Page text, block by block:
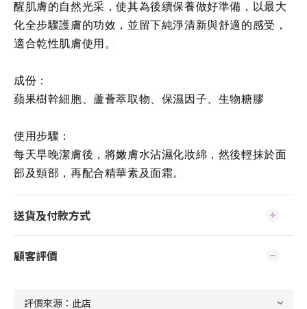
醒肌膚的自然光采，使其為後續保養做好準備，以最大
化全步驟護膚的功效，並留下純淨清新與舒適的感受，
適合乾性肌膚使用。
成份：
蘋果樹幹細胞、蘆薈萃取物、保濕因子、生物糖膠
使用步驟：
每天早晚潔膚後，將嫩膚水沾濕化妝綿，然後輕抹於面
部及頸部，再配合精華素及面霜。
送貨及付款方式
顧客評價